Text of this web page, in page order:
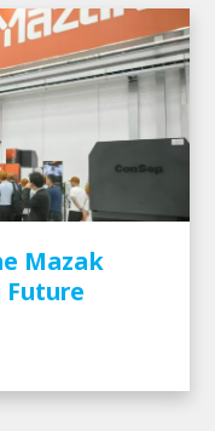
Mazak
Future